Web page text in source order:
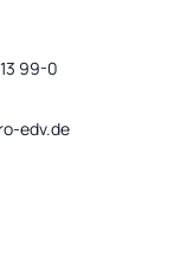
99-0
edv.de